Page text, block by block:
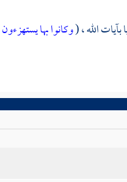
الله ، (وكانوا بها يستهزءون